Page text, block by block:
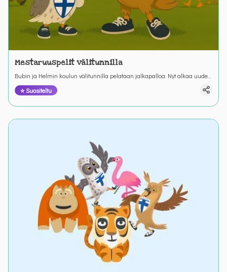
Mestaruuspelit välitunnilla
Bubin ja Helmin koulun välitunnilla pelataan jalkapalloa. Nyt alkaa uudet
mestaruuspelit. Miten niitä pelataan?
⭐ Suositeltu